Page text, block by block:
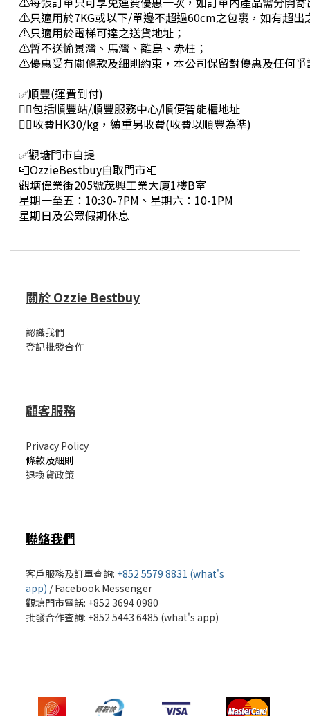
⚠只適用於7KG或以下/單邊不超過60cm之包裹，如有超出
⚠只適用於電梯可達之送貨地址；
⚠暫不送愉景灣、馬灣、離島、赤柱；
⚠優惠受有關條款及細則約束，本公司保留對優惠及任何
✅順豐(運費到付)
👉🏻包括順豐站/順豐服務中心/順便智能櫃地址
👉🏻收費HK30/kg，續重另收費(收費以順豐為準)
✅觀塘門市自提
📮OzzieBestbuy自取門市📮
觀塘偉業街205號茂興工業大廈1樓B室
星期一至五：10:30-7PM、星期六：10-1PM
星期日及公眾假期休息
關於 Ozzie Bestbuy
認識我們
登記批發合作
顧客服務
Privacy Policy
條款及細則
退換貨政策
聯絡我們
客戶服務及訂單查詢: +852 5579 8831 (what's
app) /Facebook Messenger
觀塘門市電話: +852 3694 0980
批發合作查詢: +852 5443 6485 (what's app)